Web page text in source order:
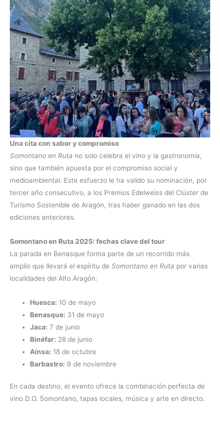
Una cita con sabor y compromiso
Somontano en Ruta no solo celebra el vino y la gastronomía,
sino que también apuesta por el compromiso social y
medioambiental. Este esfuerzo le ha valido su nominación, por
tercer año consecutivo, a los Premios Edelweiss del Clúster de
Turismo Sostenible de Aragón, tras haber ganado en las dos
ediciones anteriores.
Somontano en Ruta 2025: fechas clave del tour
La parada en Benasque forma parte de un recorrido más
amplio que llevará el espíritu de Somontano en Ruta por varias
localidades del Alto Aragón:
Huesca: 10 de mayo
Benasque: 31 de mayo
Jaca: 7 de junio
Binéfar: 28 de junio
Aínsa: 18 de octubre
Barbastro: 9 de noviembre
En cada destino, el evento ofrece la combinación perfecta de
vino D.O. Somontano, tapas locales, música y arte en directo.